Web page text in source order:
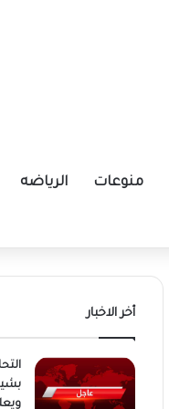
منوعات الرياضه
أخر الاخبار